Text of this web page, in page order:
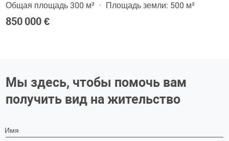
Общая площадь 300 м²
Площадь земли: 500 м²
850 000 €
Мы здесь, чтобы помочь вам
получить вид на жительство
Имя